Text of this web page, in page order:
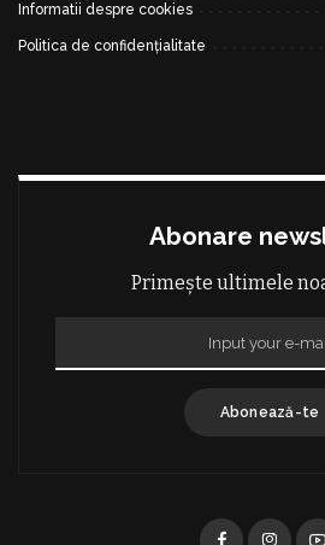
Informatii despre cookies
Politica de confidențialitate
Abonare
Primește ultimele
Abonează-te